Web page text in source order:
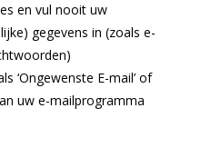
en vul nooit uw
gegevens in (zoals e-
‘Ongewenste E-mail’ of
uw e-mailprogramma